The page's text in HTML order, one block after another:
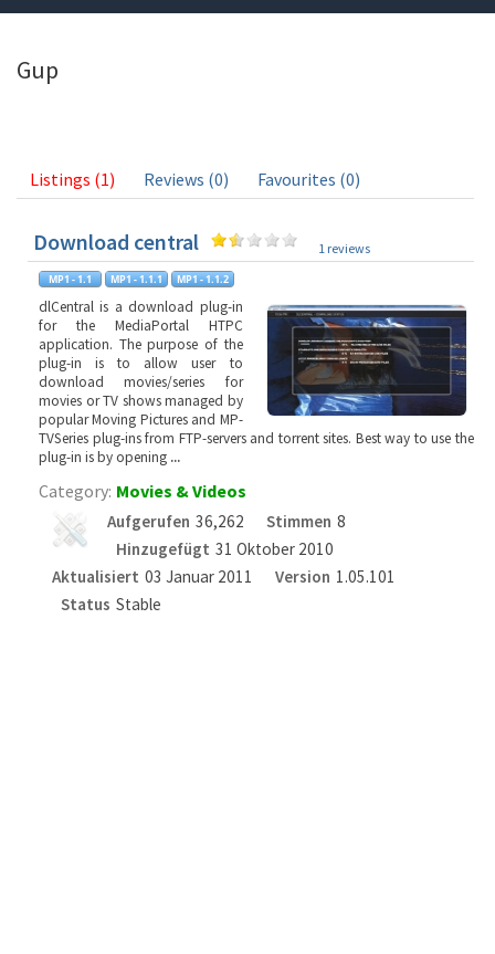
Gup
Listings (1) Reviews (0) Favourites (0)
Download central 1 reviews
dlCentral is a download plug-in
for the MediaPortal HTPC
application. The purpose of the
plug-in is to allow user to
download movies/series for
movies or TV shows managed by
popular Moving Pictures and MP-
TVSeries plug-ins from FTP-servers and torrent sites. Best way to use the
plug-in is by opening ...
Category: Movies & Videos
Aufgerufen 36,262 Stimmen 8
Hinzugefügt 31 Oktober 2010
Aktualisiert 03 Januar 2011 Version 1.05.101
Status Stable